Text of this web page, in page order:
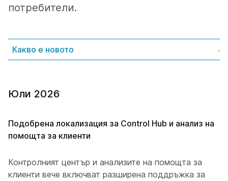
потребители.
Какво е новото
Юли 2026
Подобрена локализация за Control Hub и анализ на
помощта за клиенти
Контролният център и анализите на помощта за
клиенти вече включват разширена поддръжка за